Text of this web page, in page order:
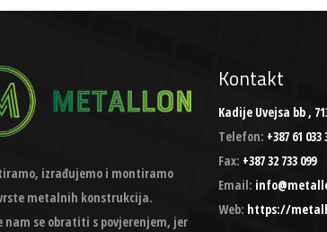
izrađujemo i montiramo
metalnih konstrukcija.
nam se obratiti s povjerenjem, jer
Kontakt
Kadije Uvejsa bb ,
Telefon: +387 61 033
Fax: +387 32 733 099
Email:
Web: https://